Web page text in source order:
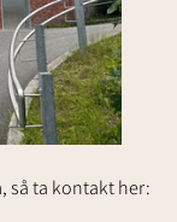
så ta kontakt her: